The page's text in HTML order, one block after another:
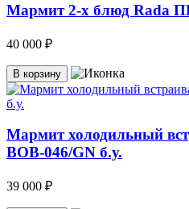
Мармит 2-х блюд Rada
40 000 ₽
В корзину
Мармит холодильный
ВОВ-046/GN б.у.
39 000 ₽